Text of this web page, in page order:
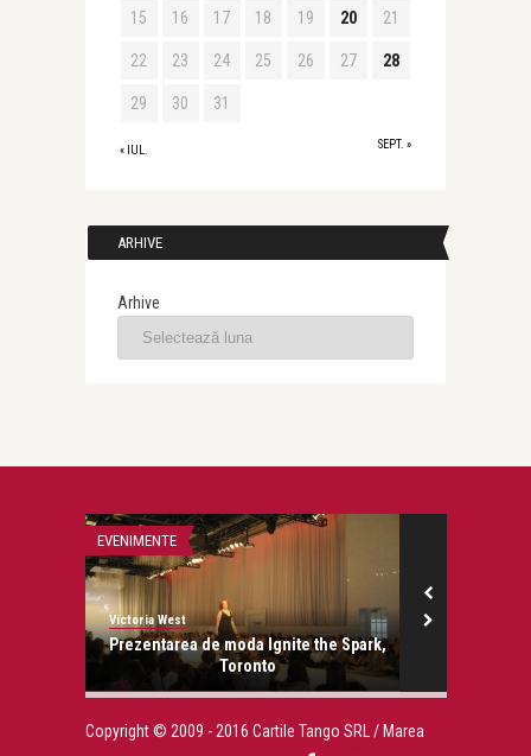
« IUL. SEPT. »
15 16 17 18 19 20 21
22 23 24 25 26 27 28
29 30 31
ARHIVE
Arhive
EVENIMENTE
Victoria West
Prezentarea de moda Ignite the Spark,
Toronto
Copyright © 2009 - 2016 Cartile Tango SRL / Marea